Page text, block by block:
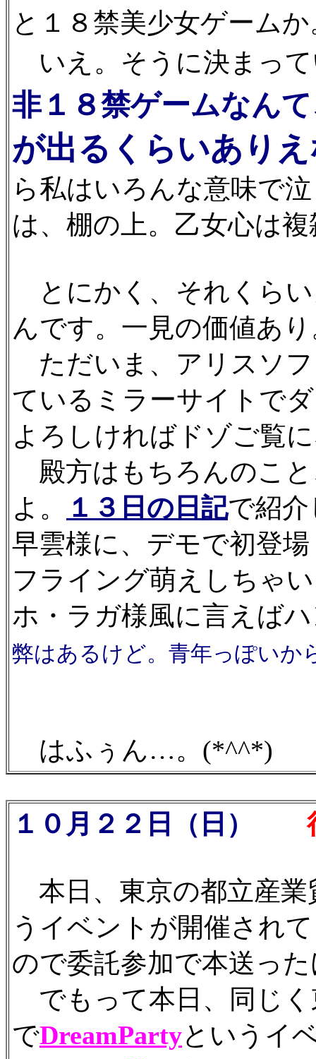
と１８禁美少女ゲームか
いえ。そうに決まっ
非１８禁ゲームなん
が出るくらいあり
ら私はいろんな意味で
は、棚の上。乙女心は
とにかく、それくら
んです。一見の価値あ
ただいま、アリスソ
ているミラーサイトで
よろしければドゾご覧
殿方はもちろんのこ
よ。
１３日の日記で紹
早雲様に、デモで初登場
フライング萌えしちゃ
ホ・ラガ様風に言えば
弊はあるけど。青年っぽいか
はふぅん…。(*^^*)
１０月２２日（日） 行
本日、東京の都立産業
うイベントが開催され
ので委託参加で本送っ
でもって本日、同じ
でDreamPartyというイ